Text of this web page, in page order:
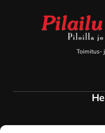
Toimitus-